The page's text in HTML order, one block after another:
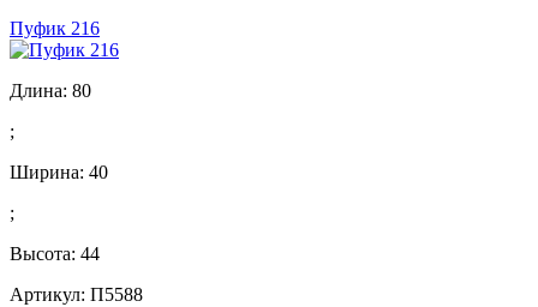
Пуфик 216
Длина: 80
;
Ширина: 40
;
Высота: 44
Артикул: П5588